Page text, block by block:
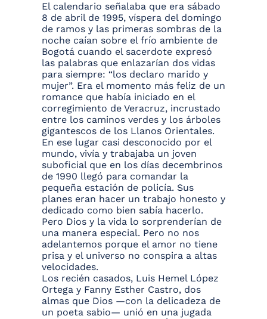
El calendario señalaba que era sábado
8 de abril de 1995, víspera del domingo
de ramos y las primeras sombras de la
noche caían sobre el frío ambiente de
Bogotá cuando el sacerdote expresó
las palabras que enlazarían dos vidas
para siempre: “los declaro marido y
mujer”. Era el momento más feliz de un
romance que había iniciado en el
corregimiento de Veracruz, incrustado
entre los caminos verdes y los árboles
gigantescos de los Llanos Orientales.
En ese lugar casi desconocido por el
mundo, vivía y trabajaba un joven
suboficial que en los días decembrinos
de 1990 llegó para comandar la
pequeña estación de policía. Sus
planes eran hacer un trabajo honesto y
dedicado como bien sabía hacerlo.
Pero Dios y la vida lo sorprenderían de
una manera especial. Pero no nos
adelantemos porque el amor no tiene
prisa y el universo no conspira a altas
velocidades.
Los recién casados, Luis Hemel López
Ortega y Fanny Esther Castro, dos
almas que Dios —con la delicadeza de
un poeta sabio— unió en una jugada